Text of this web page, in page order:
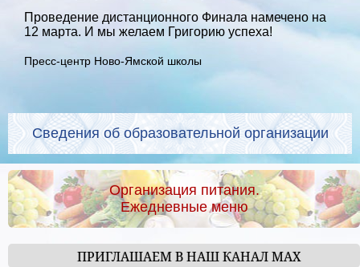
Проведение дистанционного Финала намечено на
12 марта. И мы желаем Григорию успеха!
Пресс-центр Ново-Ямской школы
Сведения об образовательной организации
Организация питания.
Ежедневные меню
ПРИГЛАШАЕМ В НАШ КАНАЛ МАХ